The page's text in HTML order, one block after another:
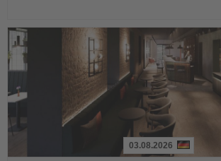
03.08.2026